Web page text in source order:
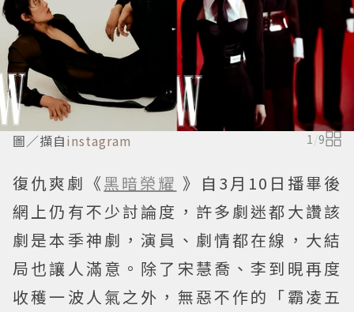
圖／擷自instagram 1 /9
復仇爽劇《黑暗榮耀 》自3月10日播畢後
網上仍有不少討論度，許多劇迷都大讚該
劇是本季神劇，演員、劇情都在線，大結
局也讓人滿意。除了宋慧喬、李到晛再度
收穫一波人氣之外，無惡不作的「霸凌五